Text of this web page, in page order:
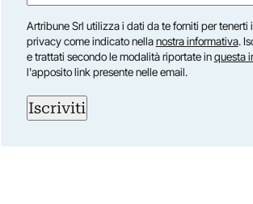
First
Artribune Srl utilizza i dati da te forniti per
privacy come indicato nellanostra informativa.
e trattati secondo le modalità riportate inquesta
l'apposito link presente nelle email.
Iscriviti